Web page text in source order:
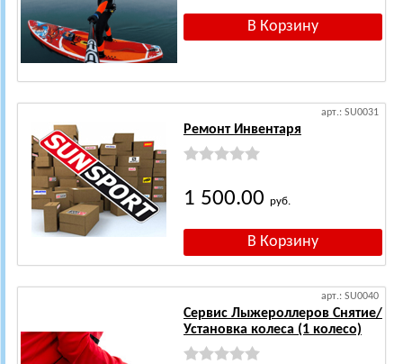
арт.: SU0031
Ремонт Инвентаря
1 500.00 руб.
арт.: SU0040
Сервис Лыжероллеров Снятие/
Установка колеса (1 колесо)